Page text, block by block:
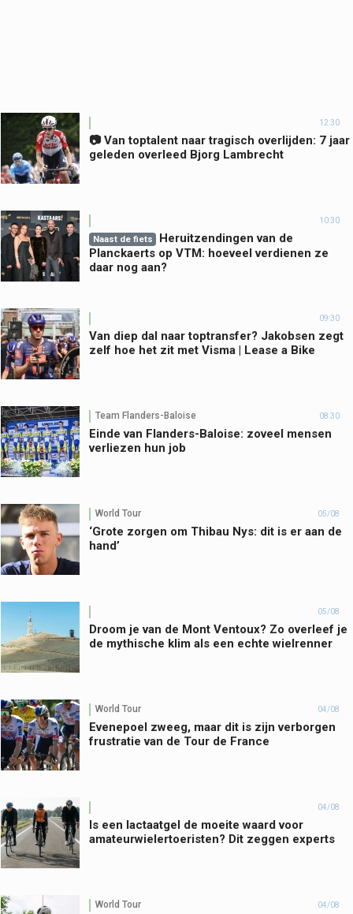
12:30
📷 Van toptalent naar tragisch overlijden: 7 jaar
geleden overleed Bjorg Lambrecht
10:30
Naast de fiets
Heruitzendingen van de
Planckaerts op VTM: hoeveel verdienen ze
daar nog aan?
09:30
Van diep dal naar toptransfer? Jakobsen zegt
zelf hoe het zit met Visma | Lease a Bike
Team Flanders-Baloise 08:30
Einde van Flanders-Baloise: zoveel mensen
verliezen hun job
World Tour 05/08
‘Grote zorgen om Thibau Nys: dit is er aan de
hand’
05/08
Droom je van de Mont Ventoux? Zo overleef je
de mythische klim als een echte wielrenner
World Tour 04/08
Evenepoel zweeg, maar dit is zijn verborgen
frustratie van de Tour de France
04/08
Is een lactaatgel de moeite waard voor
amateurwielertoeristen? Dit zeggen experts
World Tour 04/08